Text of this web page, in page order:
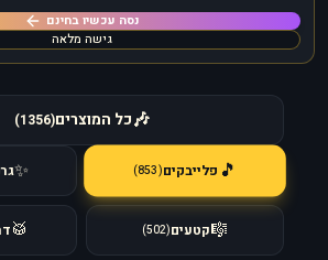
נסה עכשיו בחינם
גישה מלאה
🎶כל המוצרים(
1356
)
🎵 פלייבקים(
853
)
✨
🎼קטעים(
502
)
🥁